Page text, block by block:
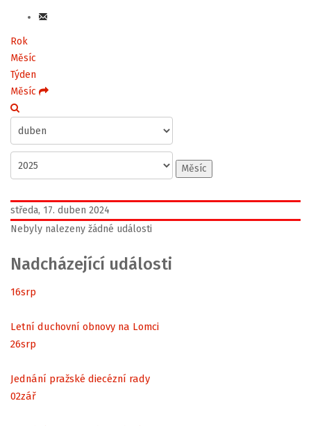
Rok
Měsíc
Týden
Měsíc
Měsíc
středa, 17. duben 2024
Nebyly nalezeny žádné události
Nadcházející události
16srp
Letní duchovní obnovy na Lomci
26srp
Jednání pražské diecézní rady
02zář